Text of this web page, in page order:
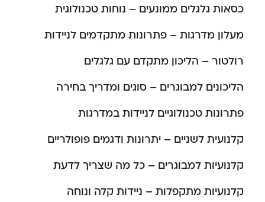
כסאות גלגלים ממונעים – נוחות טכנולוגית
מעלון מדרגות – פתרונות מתקדמים לניידות
רולטור – הליכון מתקדם עם גלגלים
הליכונים למבוגרים – סוגים ומדריך בחירה
פתרונות טכנולוגיים לניידות במדרגות
קלנועית לשניים – יתרונות ודגמים פופולריים
קלנועיות למבוגרים – כל מה שצריך לדעת
קלנועיות מתקפלות – ניידות קלה ונוחה